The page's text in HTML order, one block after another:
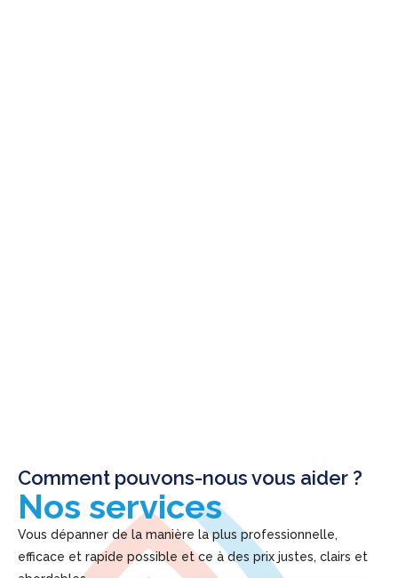
Comment pouvons-nous vous aider ?
Nos services
Vous dépanner de la manière la plus professionnelle,
efficace et rapide possible et ce à des prix justes, clairs et